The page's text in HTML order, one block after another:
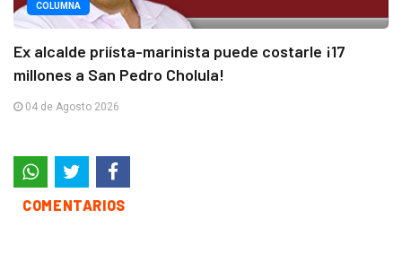
COLUMNA
Ex alcalde priísta-marinista puede costarle ¡17
millones a San Pedro Cholula!
04 de Agosto 2026
COMENTARIOS